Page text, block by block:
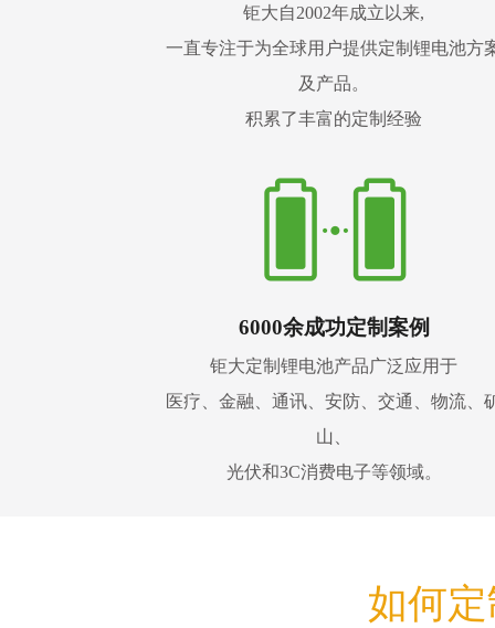
钜大自2002年成立以来,
一直专注于为全球用户提供定制锂电池方
及产品。
积累了丰富的定制经验
6000余成功定制案例
钜大定制锂电池产品广泛应用于
医疗、金融、通讯、安防、交通、物流、
山、
光伏和3C消费电子等领域。
如何